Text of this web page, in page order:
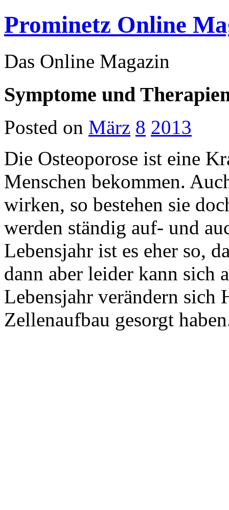
Prominetz Online
Das Online Magazin
Symptome und
Posted on März 8 2013
Die Osteoporose ist eine
Menschen bekommen.
wirken, so bestehen sie
werden ständig auf- und
Lebensjahr ist es eher so,
dann aber leider kann sich
Lebensjahr verändern sich
Zellenaufbau gesorgt